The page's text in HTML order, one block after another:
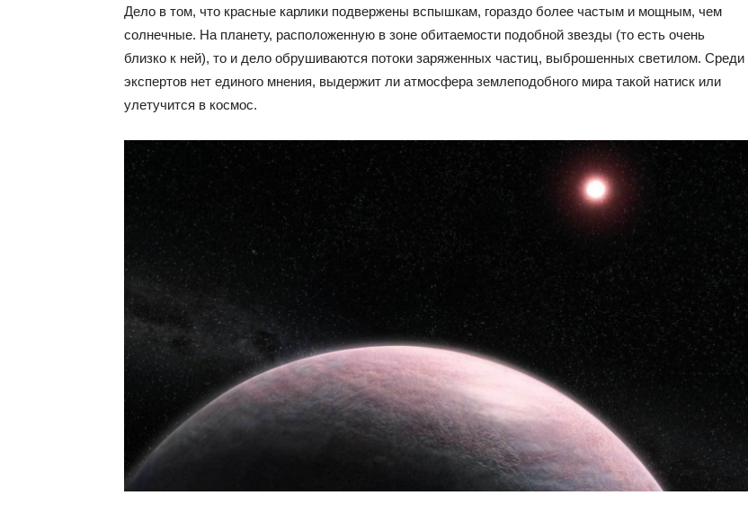
Дело в том, что красные карлики подвержены вспышкам, гораздо более частым и мощным, чем
солнечные. На планету, расположенную в зоне обитаемости подобной звезды (то есть очень
близко к ней), то и дело обрушиваются потоки заряженных частиц, выброшенных светилом. Среди
экспертов нет единого мнения, выдержит ли атмосфера землеподобного мира такой натиск или
улетучится в космос.